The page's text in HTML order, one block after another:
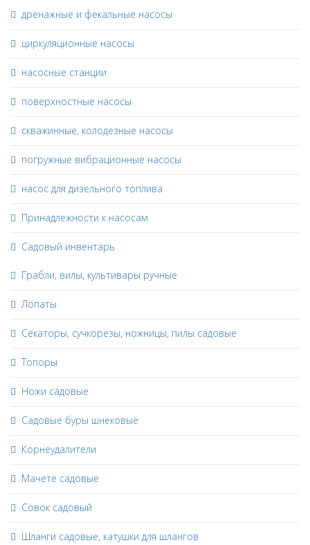
дренажные и фекальные насосы
циркуляционные насосы
насосные станции
поверхностные насосы
скважинные, колодезные насосы
погружные вибрационные насосы
насос для дизельного топлива
Принадлежности к насосам
Садовый инвентарь
Грабли, вилы, культивары ручные
Лопаты
Секаторы, сучкорезы, ножницы, пилы садовые
Топоры
Ножи садовые
Садовые буры шнековые
Корнеудалители
Мачете садовые
Совок садовый
Шланги садовые, катушки для шлангов